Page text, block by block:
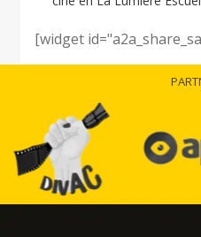
[widget